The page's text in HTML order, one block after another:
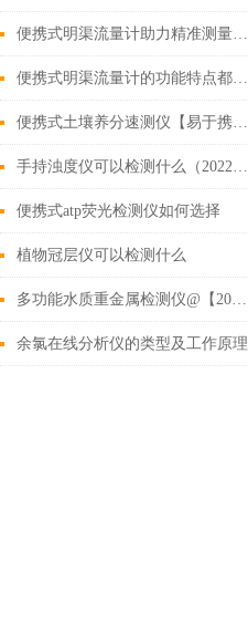
便携式明渠流量计助力精准测量：实时数据，随时记录
便携式明渠流量计的功能特点都有什么
便携式土壤养分速测仪【易于携带的土壤检测仪器】2020仪器大全
手持浊度仪可以检测什么（2022好用的手持浊度仪）
便携式atp荧光检测仪如何选择
植物冠层仪可以检测什么
多功能水质重金属检测仪@【2022新款】_多功能水质重金属检测仪
余氯在线分析仪的类型及工作原理